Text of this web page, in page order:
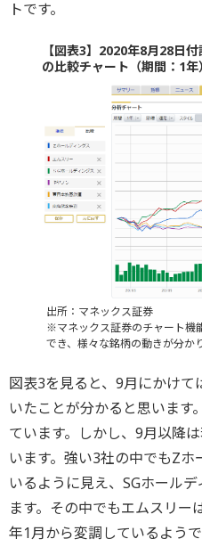
トです。
【図表3】2020年8月28日
の比較チャート（期間：1年）
出所：マネックス証券
※マネックス証券のチャート機
でき、様々な銘柄の動きが分か
図表3を見ると、9月にかけ
いたことが分かると思います
ています。しかし、9月以降
います。強い3社の中でもZ
いるように見え、SGホール
ます。その中でもエムスリー
年1月から変調しているよう